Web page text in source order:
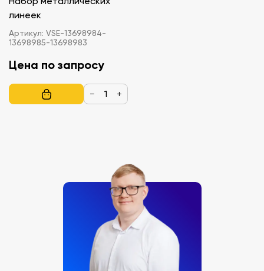
линеек
Артикул: VSE-13698984-
13698985-13698983
Цена по запросу
− +